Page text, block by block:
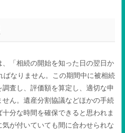
「相続の開始を知った日の翌日か
ばなりません。この期間中に被相続
査し、評価額を算定し、適切な申
ん。遺産分割協議などほかの手続
分な時間を確保できると思われま
が付いていても間に合わせられな